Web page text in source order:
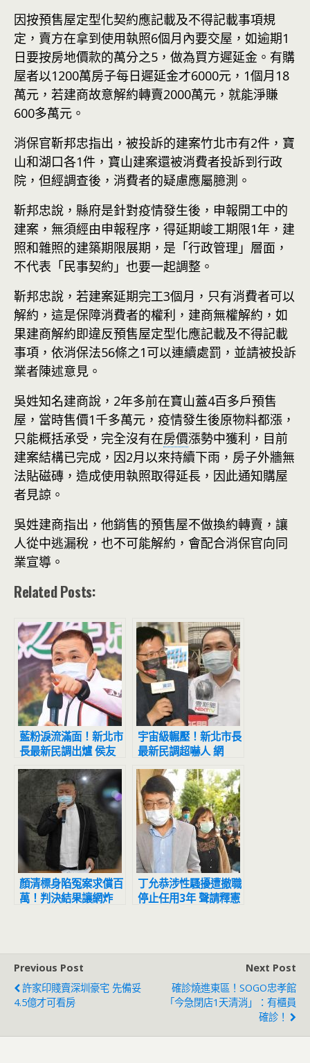
因按預售屋定型化契約應記載及不得記載事項規
定，賣方在拿到使用執照6個月內要交屋，如逾期1
日要按房地價款的萬分之5，做為買方遲延金。有購
屋者以1200萬房子每日遲延金才6000元，1個月18
萬元，若建商故意解約轉賣2000萬元，就能淨賺
600多萬元。
消保官靳邦忠指出，被投訴的建案竹北市有2件，寶
山和湖口各1件，寶山建案還被消費者投訴到行政
院，但經調查後，消費者的疑慮應屬臆測。
靳邦忠說，縣府是針對疫情發生後，申報開工中的
建案，無須經由申報程序，得延期峻工期限1年，建
照和雜照的建築期限展期，是「行政管理」層面，
不代表「民事契約」也要一起調整。
靳邦忠說，若建案延期完工3個月，只有消費者可以
解約，這是保障消費者的權利，建商無權解約，如
果建商解約即違反預售屋定型化應記載及不得記載
事項，依消保法56條之1可以連續處罰，並請被投訴
業者陳述意見。
吳姓知名建商說，2年多前在寶山蓋4百多戶預售
屋，當時售價1千多萬元，疫情發生後原物料都漲，
只能概括承受，完全沒有在房價漲勢中獲利，目前
建案結構已完成，因2月以來持續下雨，房子外牆無
法貼磁磚，造成使用執照取得延長，因此通知購屋
者見諒。
吳姓建商指出，他銷售的預售屋不做換約轉賣，讓
人從中逃漏稅，也不可能解約，會配合消保官向同
業宣導。
Related Posts:
藍粉淚流滿面！新北市
長最新民調出爐 侯友
宜超震撼
宇宙級輾壓！新北市長
最新民調超嚇人 網
驚：滅亡計畫開始
顏清標身陷冤案求償百
萬！判決結果讓網炸
丁允恭涉性騷擾遭撤職
停止任用3年 聲請釋憲
Previous Post
許家印賤賣深圳豪宅 先備妥
4.5億才可看房
Next Post
確診燒進東區！SOGO忠孝館
「今急閉店1天清消」：有櫃員
確診！